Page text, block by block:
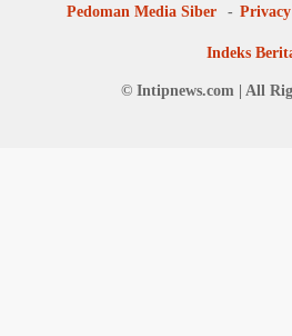
Pedoman Media Siber
Indeks
© Intipnews.com | All